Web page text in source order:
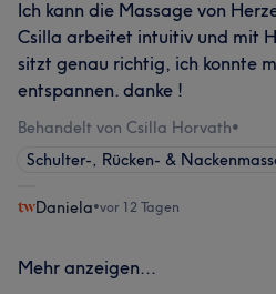
Ich kann die Massage von
Csilla arbeitet intuitiv und mit
sitzt genau richtig, ich konnte
entspannen. danke !
Behandelt von Csilla Horvath•
Schulter-, Rücken- &
Daniela•vor 12 Tagen
Mehr anzeigen...